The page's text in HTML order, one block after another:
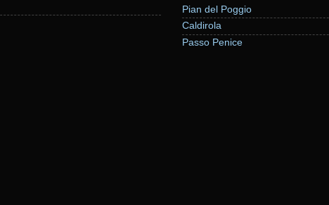
Pian del Poggio
Caldirola
Passo Penice